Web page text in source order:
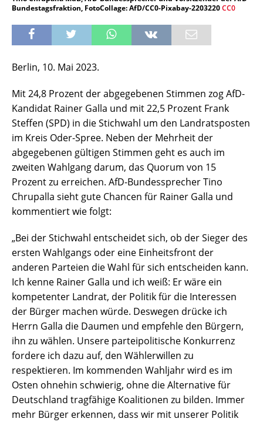
Bundestagsfraktion, FotoCollage: AfD/CC0-Pixabay-2203220CC0
Berlin, 10. Mai 2023.
Mit 24,8 Prozent der abgegebenen Stimmen zog AfD-
Kandidat Rainer Galla und mit 22,5 Prozent Frank
Steffen (SPD) in die Stichwahl um den Landratsposten
im Kreis Oder-Spree. Neben der Mehrheit der
abgegebenen gültigen Stimmen geht es auch im
zweiten Wahlgang darum, das Quorum von 15
Prozent zu erreichen. AfD-Bundessprecher Tino
Chrupalla sieht gute Chancen für Rainer Galla und
kommentiert wie folgt:
„Bei der Stichwahl entscheidet sich, ob der Sieger des
ersten Wahlgangs oder eine Einheitsfront der
anderen Parteien die Wahl für sich entscheiden kann.
Ich kenne Rainer Galla und ich weiß: Er wäre ein
kompetenter Landrat, der Politik für die Interessen
der Bürger machen würde. Deswegen drücke ich
Herrn Galla die Daumen und empfehle den Bürgern,
ihn zu wählen. Unsere parteipolitische Konkurrenz
fordere ich dazu auf, den Wählerwillen zu
respektieren. Im kommenden Wahljahr wird es im
Osten ohnehin schwierig, ohne die Alternative für
Deutschland tragfähige Koalitionen zu bilden. Immer
mehr Bürger erkennen, dass wir mit unserer Politik